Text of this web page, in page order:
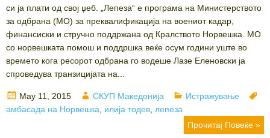
си ја плати од свој џеб. „Лепеза“ е програма на Министерството
за одбрана (МО) за преквалификација на воениот кадар,
финансиски и стручно поддржана од Кралството Норвешка. МО
со норвешката помош и поддршка веќе осум години уште во
времето кога ресорот одбрана го водеше Лазе Еленовски ја
спроведува транзицијата на...
Posted
on
May 11, 2015 Author
СКУП Македонија Categories
Истражување
амбасада на Норвешка
илија тодев лепеза
Прочитај Повеќе »